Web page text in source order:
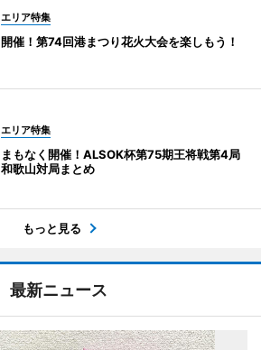
エリア特集
開催！第74回港まつり花火大会を楽しもう！
エリア特集
まもなく開催！ALSOK杯第75期王将戦第4局
和歌山対局まとめ
もっと見る
最新ニュース